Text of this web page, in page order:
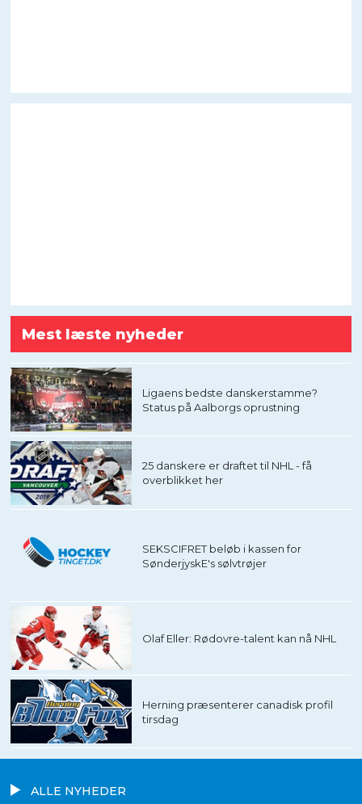
Mest læste nyheder
Ligaens bedste danskerstamme?
Status på Aalborgs oprustning
25 danskere er draftet til NHL - få
overblikket her
SEKSCIFRET beløb i kassen for
SønderjyskE's sølvtrøjer
Olaf Eller: Rødovre-talent kan nå NHL
Herning præsenterer canadisk profil
tirsdag
ALLE NYHEDER